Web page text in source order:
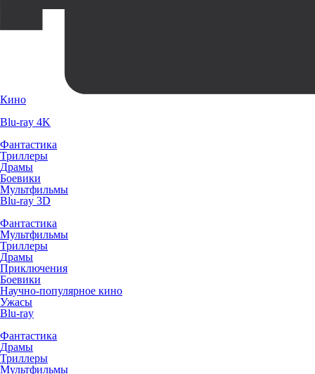
Кино
Blu-ray 4K
Фантастика
Триллеры
Драмы
Боевики
Мультфильмы
Blu-ray 3D
Фантастика
Мультфильмы
Триллеры
Драмы
Приключения
Боевики
Научно-популярное кино
Ужасы
Blu-ray
Фантастика
Драмы
Триллеры
Мультфильмы